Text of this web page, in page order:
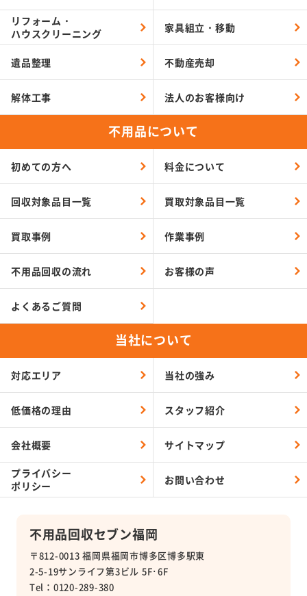
不用品回収セブン福岡
〒812-0013 福岡県福岡市博多区博多駅東
2-5-19サンライフ第3ビル 5F･6F
Tel：0120-289-380
リフォーム・
ハウスクリーニング
家具組立・移動
遺品整理 不動産売却
解体工事 法人のお客様向け
不用品について
初めての方へ 料金について
回収対象品目一覧 買取対象品目一覧
買取事例 作業事例
不用品回収の流れ お客様の声
よくあるご質問
当社について
対応エリア 当社の強み
低価格の理由 スタッフ紹介
会社概要 サイトマップ
プライバシー
ポリシー
お問い合わせ